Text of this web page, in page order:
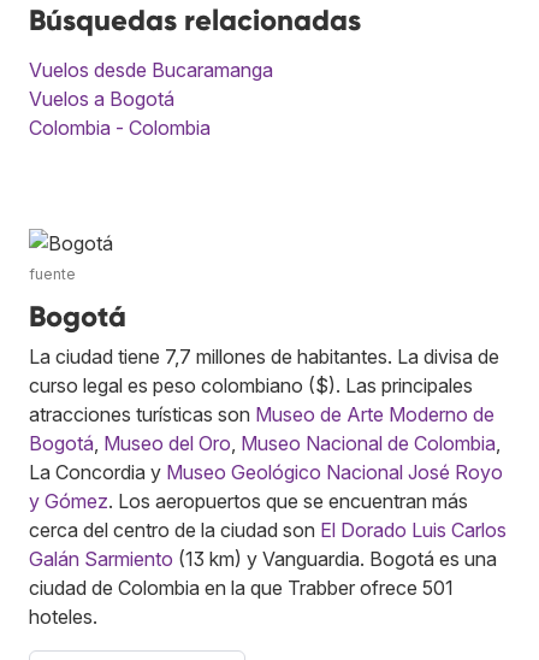
Búsquedas relacionadas
Vuelos desde Bucaramanga
Vuelos a Bogotá
Colombia - Colombia
fuente
Bogotá
La ciudad tiene 7,7 millones de habitantes. La divisa de
curso legal es peso colombiano ($). Las principales
atracciones turísticas son Museo de Arte Moderno de
Bogotá Museo del Oro Museo Nacional de Colombia
La Concordia y Museo Geológico Nacional José Royo
y Gómez. Los aeropuertos que se encuentran más
cerca del centro de la ciudad son El Dorado Luis Carlos
Galán Sarmiento (13 km) y Vanguardia. Bogotá es una
ciudad de Colombia en la que Trabber ofrece 501
hoteles.